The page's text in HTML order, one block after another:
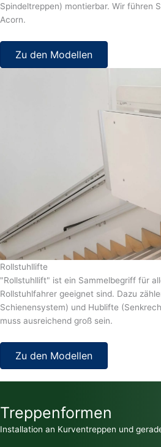
Spindeltreppen) montierbar. Wir führen
Acorn.
Zu den Modellen
Rollstuhllifte
"Rollstuhllift" ist ein Sammelbegriff für
Rollstuhlfahrer geeignet sind. Dazu
Schienensystem) und Hublifte
muss ausreichend groß sein.
Zu den Modellen
Treppenformen
Installation an Kurventreppen und